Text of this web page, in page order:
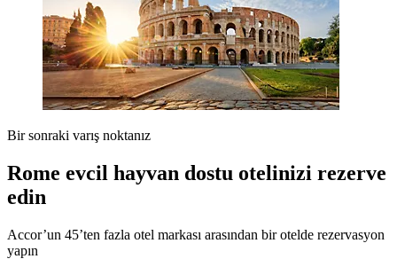
Bir sonraki varış noktanız
Rome evcil hayvan dostu otelinizi rezerve
edin
Accor’un 45’ten fazla otel markası arasından bir otelde rezervasyon
yapın